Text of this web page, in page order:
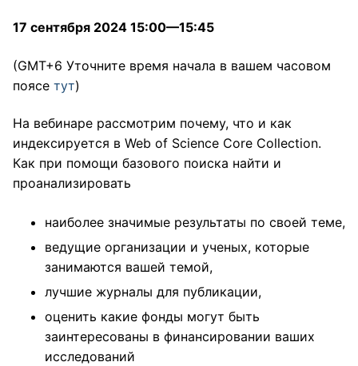
17 сентября 2024 15:00—15:45
(GMT+6 Уточните время начала в вашем часовом
поясе тут)
На вебинаре рассмотрим почему, что и как
индексируется в Web of Science Core Collection.
Как при помощи базового поиска найти и
проанализировать
наиболее значимые результаты по своей теме,
ведущие организации и ученых, которые
занимаются вашей темой,
лучшие журналы для публикации,
оценить какие фонды могут быть
заинтересованы в финансировании ваших
исследований